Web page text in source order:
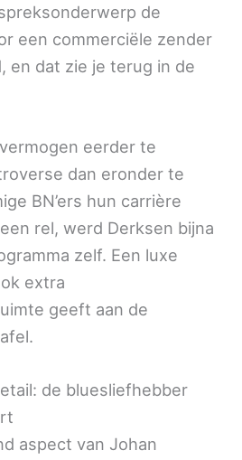
de
een commerciële zender
en dat zie je terug in de
eerder te
dan eronder te
BN’ers hun carrière
rel, werd Derksen bijna
zelf. Een luxe
extra
geeft aan de
de bluesliefhebber
aspect van Johan